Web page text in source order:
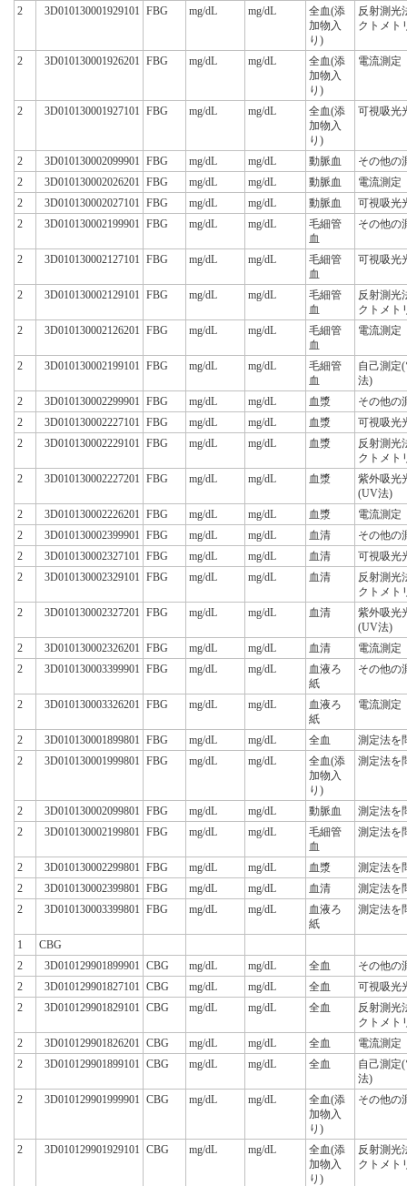
2 3D010130001929101 FBG mg/dL mg/dL
全血(添
加物入
り)
反射測光
クトメト
2 3D010130001926201 FBG mg/dL mg/dL
全血(添
加物入
り)
電流測定
2 3D010130001927101 FBG mg/dL mg/dL
全血(添
加物入
り)
可視吸光
2 3D010130002099901 FBG mg/dL mg/dL 動脈血
その他の
2
3D010130002026201 FBG mg/dL mg/dL 動脈血
電流測定
2
3D010130002027101 FBG mg/dL mg/dL 動脈血
可視吸光
2
3D010130002199901 FBG mg/dL mg/dL
毛細管
血
その他の
2 3D010130002127101 FBG mg/dL mg/dL
毛細管
血
可視吸光
2 3D010130002129101 FBG mg/dL mg/dL
毛細管
血
反射測光
クトメト
2
3D010130002126201 FBG mg/dL mg/dL
毛細管
血
電流測定
2 3D010130002199101 FBG mg/dL mg/dL
毛細管
血
自己測定
法)
2
3D010130002299901 FBG mg/dL mg/dL 血漿
その他の
2
3D010130002227101 FBG mg/dL mg/dL 血漿
可視吸光
2
3D010130002229101 FBG mg/dL mg/dL 血漿
反射測光
クトメト
2
3D010130002227201 FBG mg/dL mg/dL 血漿
紫外吸光
(UV法)
2
3D010130002226201 FBG mg/dL mg/dL 血漿
電流測定
2
3D010130002399901 FBG mg/dL mg/dL 血清
その他の
2
3D010130002327101 FBG mg/dL mg/dL 血清
可視吸光
2
3D010130002329101 FBG mg/dL mg/dL 血清
反射測光
クトメト
2
3D010130002327201 FBG mg/dL mg/dL 血清
紫外吸光
(UV法)
2
3D010130002326201 FBG mg/dL mg/dL 血清
電流測定
2
3D010130003399901 FBG mg/dL mg/dL
血液ろ
紙
その他の
2 3D010130003326201 FBG mg/dL mg/dL
血液ろ
紙
電流測定
2 3D010130001899801 FBG mg/dL mg/dL 全血
測定法を
2
3D010130001999801 FBG mg/dL mg/dL
全血(添
加物入
り)
測定法を
2 3D010130002099801 FBG mg/dL mg/dL 動脈血
測定法を
2
3D010130002199801 FBG mg/dL mg/dL
毛細管
血
測定法を
2 3D010130002299801 FBG mg/dL mg/dL 血漿
測定法を
2
3D010130002399801 FBG mg/dL mg/dL 血清
測定法を
2
3D010130003399801 FBG mg/dL mg/dL
血液ろ
紙
測定法を
1
CBG
2
3D010129901899901 CBG mg/dL mg/dL 全血
その他の
2
3D010129901827101 CBG mg/dL mg/dL 全血
可視吸光
2
3D010129901829101 CBG mg/dL mg/dL 全血
反射測光
クトメト
2
3D010129901826201 CBG mg/dL mg/dL 全血
電流測定
2
3D010129901899101 CBG mg/dL mg/dL 全血
自己測定
法)
2
3D010129901999901 CBG mg/dL mg/dL
全血(添
加物入
り)
その他の
2 3D010129901929101 CBG mg/dL mg/dL
全血(添
加物入
り)
反射測光
クトメト